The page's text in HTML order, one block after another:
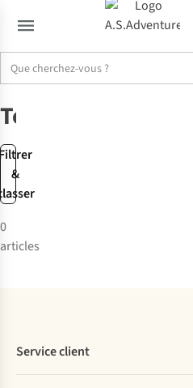
&
Topcom
0
articles
Service client